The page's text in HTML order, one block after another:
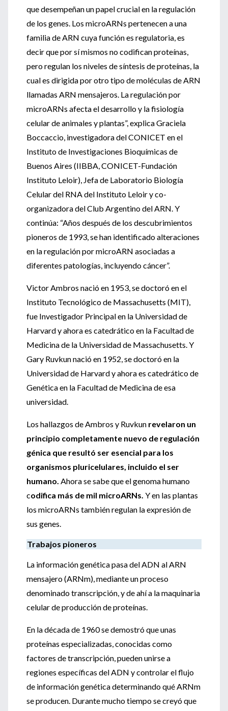
que desempeñan un papel crucial en la regulación
de los genes. Los microARNs pertenecen a una
familia de ARN cuya función es regulatoria, es
decir que por sí mismos no codifican proteínas,
pero regulan los niveles de síntesis de proteínas, la
cual es dirigida por otro tipo de moléculas de ARN
llamadas ARN mensajeros. La regulación por
microARNs afecta el desarrollo y la fisiología
celular de animales y plantas”, explica Graciela
Boccaccio, investigadora del CONICET en el
Instituto de Investigaciones Bioquímicas de
Buenos Aires (IIBBA, CONICET-Fundación
Instituto Leloir), Jefa de Laboratorio Biología
Celular del RNA del Instituto Leloir y co-
organizadora del Club Argentino del ARN. Y
continúa: “Años después de los descubrimientos
pioneros de 1993, se han identificado alteraciones
en la regulación por microARN asociadas a
diferentes patologías, incluyendo cáncer”.
Victor Ambros nació en 1953, se doctoró en el
Instituto Tecnológico de Massachusetts (MIT),
fue Investigador Principal en la Universidad de
Harvard y ahora es catedrático en la Facultad de
Medicina de la Universidad de Massachusetts. Y
Gary Ruvkun nació en 1952, se doctoró en la
Universidad de Harvard y ahora es catedrático de
Genética en la Facultad de Medicina de esa
universidad.
Los hallazgos de Ambros y Ruvkun revelaron un
principio completamente nuevo de regulación
génica que resultó ser esencial para los
organismos pluricelulares, incluido el ser
humano. Ahora se sabe que el genoma humano
codifica más de mil microARNs. Y en las plantas
los microARNs también regulan la expresión de
sus genes.
Trabajos pioneros
La información genética pasa del ADN al ARN
mensajero (ARNm), mediante un proceso
denominado transcripción, y de ahí a la maquinaria
celular de producción de proteínas.
En la década de 1960 se demostró que unas
proteínas especializadas, conocidas como
factores de transcripción, pueden unirse a
regiones específicas del ADN y controlar el flujo
de información genética determinando qué ARNm
se producen. Durante mucho tiempo se creyó que